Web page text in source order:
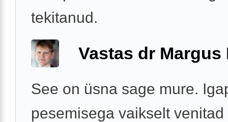
tekitanud.
Vastas dr Margus
See on üsna sage mure.
pesemisega vaikselt venitad